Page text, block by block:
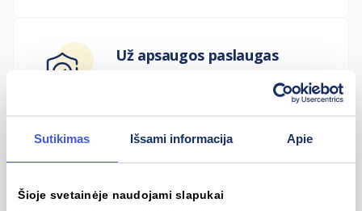
Sutikimas Išsami informacija Apie
Šioje svetainėje naudojami slapukai
Už apsaugos paslaugas
Pinigų pervedimo mokestis iki 2026 m.
0,00 €
ir kitos paslaugos ...